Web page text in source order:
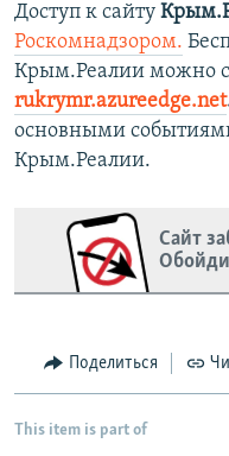
Доступ к сайту
Роскомнадзором.
Крым.Реалии можно
rukrymr.azureedge.net
основными
Крым.Реалии.
Сайт
Поделиться
This item is part of